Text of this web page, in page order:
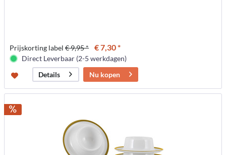
Prijskorting label€ 9,95 * € 7,30 *
Direct Leverbaar (2-5 werkdagen)
Details
Nu kopen